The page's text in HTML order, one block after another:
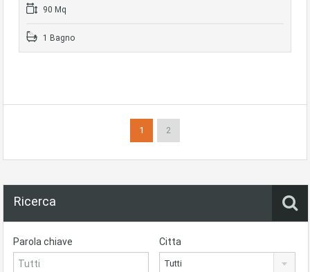
90 Mq
1 Bagno
1 2
Ricerca
Parola chiave Citta
Tutti